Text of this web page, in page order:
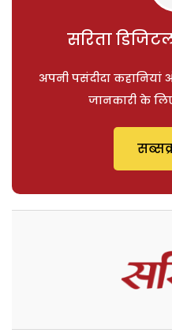
सरिता
अपनी पसंदीदा कहानियां
जानकारी के